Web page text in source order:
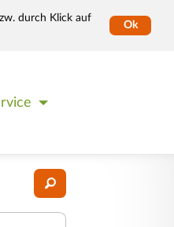
durch Klick auf
Ok